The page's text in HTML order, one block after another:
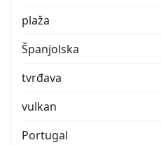
plaža
Španjolska
tvrđava
vulkan
Portugal